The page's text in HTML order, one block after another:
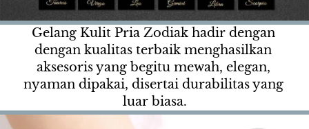
Gelang Kulit Pria Zodiak hadir dengan
dengan kualitas terbaik menghasilkan
aksesoris yang begitu mewah, elegan,
nyaman dipakai, disertai durabilitas yang
luar biasa.